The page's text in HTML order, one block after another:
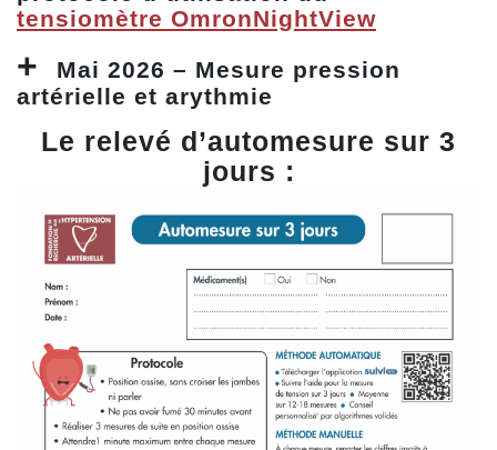
tensiomètre OmronNightView
Mai 2026 – Mesure pression
artérielle et arythmie
Le relevé d’automesure sur 3
jours :